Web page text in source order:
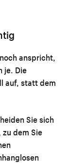
anspricht,
je. Die
auf, statt dem
Sie sich
dem Sie